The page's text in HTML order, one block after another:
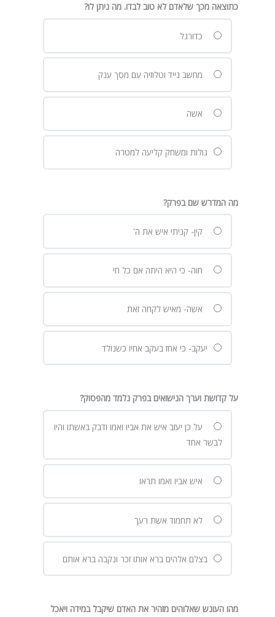
כתוצאה מכך שלאדם לא טוב לבדו. מה ניתן לו?
כדורגל
מחשב נייד וטלוזיה עם מסך ענק
אשה
גולות ומשחק קליעה למטרה
מה המדרש שם בפרק?
קין- קניתי איש את ה'
חוה- כי היא היתה אם כל חי
אשה- מאיש לקחה זאת
יעקב- כי אחז בעקב אחיו כשנולד
על קדושת וערך הנישואים בפרק נלמד מהפסוק?
על כן יעזב איש את אביו ואמו ודבק באשתו והיו
לבשר אחד
איש אביו ואמו תראו
לא תחמוד אשת רעך
בצלם אלהים ברא אותו זכר ונקבה ברא אותם
מהו העונש שאלוהים מזהיר את האדם שיקבל במידה ויאכל